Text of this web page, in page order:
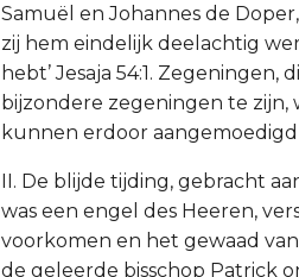
Samuël en Johannes de
zij hem eindelijk deelachtig
hebt’ Jesaja 54:1.
bijzondere zegeningen te
kunnen erdoor
II. De blijde tijding, gebracht
was een engel des Heeren,
voorkomen en het gewaad
de geleerde bisschop Patrick